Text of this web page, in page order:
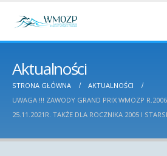
Aktualności
STRONA GŁÓWNA
AKTUALNOŚCI
UWAGA !!! ZAWODY GRAND PRIX WMOZP
25.11.2021R. TAKŻE DLA ROCZNIKA 2005 I